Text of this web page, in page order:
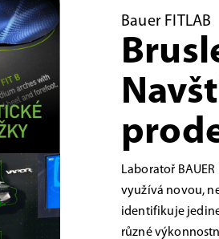
Bauer FITLAB
Laboratoř
využívá novou,
identifikuje
různé